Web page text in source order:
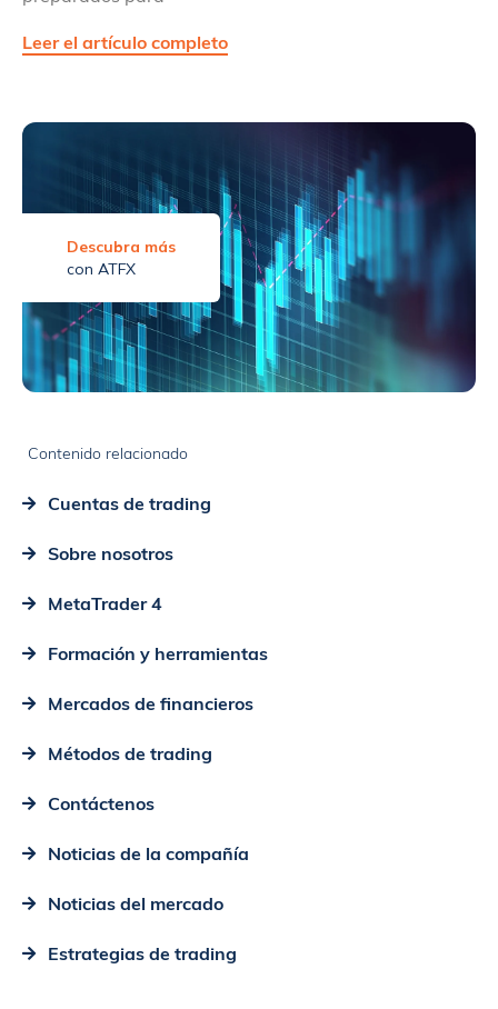
Leer el artículo completo
Descubra más
con ATFX
Contenido relacionado
Cuentas de trading
Sobre nosotros
MetaTrader 4
Formación y herramientas
Mercados de financieros
Métodos de trading
Contáctenos
Noticias de la compañía
Noticias del mercado
Estrategias de trading